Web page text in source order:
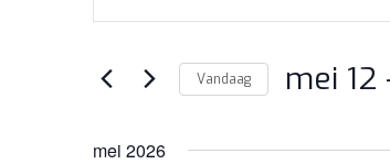
WEERGEVEN
in.
Vandaag mei 12
een
mei 2026